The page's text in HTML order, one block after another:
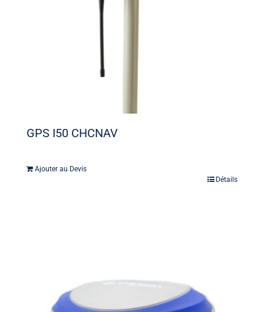
GPS I50 CHCNAV
Ajouter au Devis
Détails